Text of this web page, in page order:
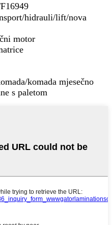
hidrauli/lift/nova
motor
komada mjesečno
s paletom